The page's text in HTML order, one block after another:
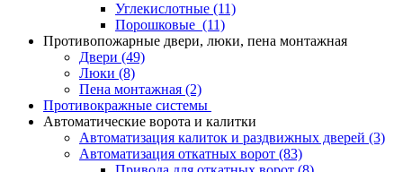
Углекислотные (11)
Порошковые (11)
Противопожарные двери, люки, пена монтажная
Двери (49)
Люки (8)
Пена монтажная (2)
Противокражные системы
Автоматические ворота и калитки
Автоматизация калиток и раздвижных дверей (3)
Автоматизация откатных ворот (83)